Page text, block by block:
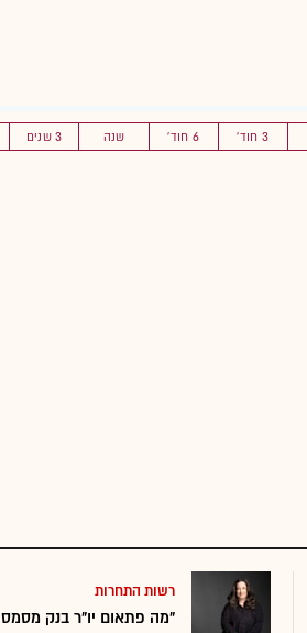
3 חוד' 6 חוד' שנה 3 שנים
רשות התחרות
"מה פתאום יו"ר בנק מסמס